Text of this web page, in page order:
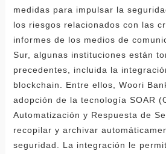
medidas para impulsar la
los riesgos relacionados con las
informes de los medios de
Sur, algunas instituciones están
precedentes, incluida la
blockchain. Entre ellos, Woori
adopción de la tecnología SOAR
Automatización y Respuesta de
recopilar y archivar
seguridad. La integración le